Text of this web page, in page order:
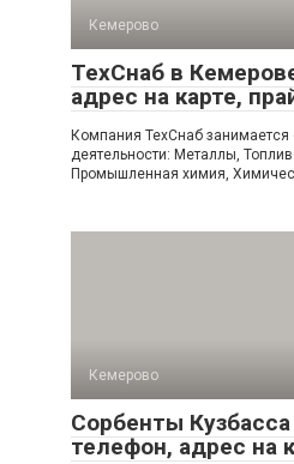
Кемерово
ТехСнаб в
адрес на карте,
Компания ТехСнаб
деятельности: Металлы,
Промышленная химия,
Кемерово
Сорбенты
телефон, адрес на